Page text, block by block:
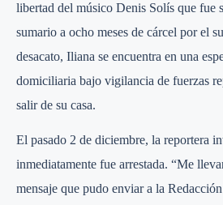
libertad del músico Denis Solís que fue
sumario a ocho meses de cárcel por el
desacato, Iliana se encuentra en una
domiciliaria bajo vigilancia de fuerzas
salir de su casa.
El pasado 2 de diciembre, la reportera
inmediatamente fue arrestada. “Me
mensaje que pudo enviar a la